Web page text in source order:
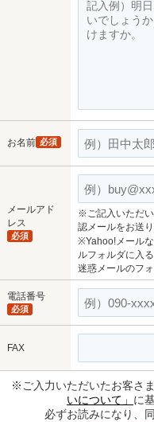
お名前 必須
メールアド
レス
必須
※ご記入いただ
認メールをお送り
※Yahoo!メール
ルフォルダに入
迷惑メールのフ
電話番号
必須
FAX
※ご入力いただいたお客さま
いについて」 に
必ずお読みになり、